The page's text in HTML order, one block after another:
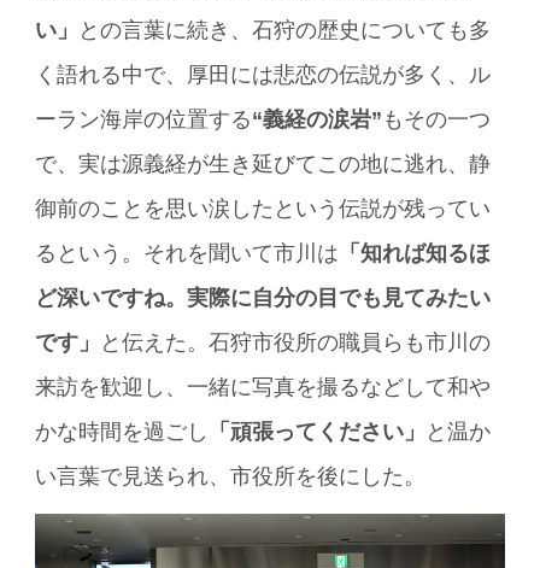
い」
との言葉に続き、石狩の歴史についても多
く語れる中で、厚田には悲恋の伝説が多く、ル
ーラン海岸の位置する“義経の涙岩” もその一つ
で、実は源義経が生き延びてこの地に逃れ、静
御前のことを思い涙したという伝説が残ってい
るという。それを聞いて市川は 「知れば知るほ
ど深いですね。実際に自分の目でも見てみたい
です」
と伝えた。石狩市役所の職員らも市川の
来訪を歓迎し、一緒に写真を撮るなどして和や
かな時間を過ごし
「頑張ってください」
と温か
い言葉で見送られ、市役所を後にした。